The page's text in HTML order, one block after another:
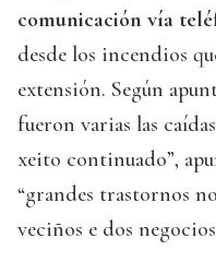
comunicación vía
desde los incendios
extensión. Según
fueron varias las
xeito continuado”,
“grandes trastornos
veciños e dos